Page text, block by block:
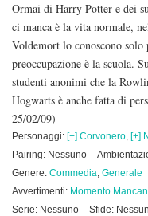
Ormai di Harry Potter e dei
ci manca è la vita normale,
Voldemort lo conoscono
preoccupazione è la scuola.
studenti anonimi che la
Hogwarts è anche fatta di
25/02/09)
Personaggi: [+] Corvonero, [+]
Pairing: Nessuno
Genere: Commedia, Generale
Avvertimenti: Momento
Serie: Nessuno
Sfide: